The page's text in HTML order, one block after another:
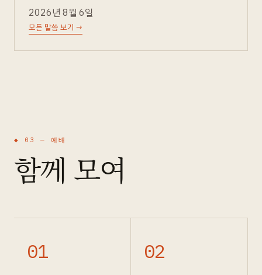
2026년 8월 6일
모든 말씀 보기 →
◆ 03 — 예배
함께 모여
01 02